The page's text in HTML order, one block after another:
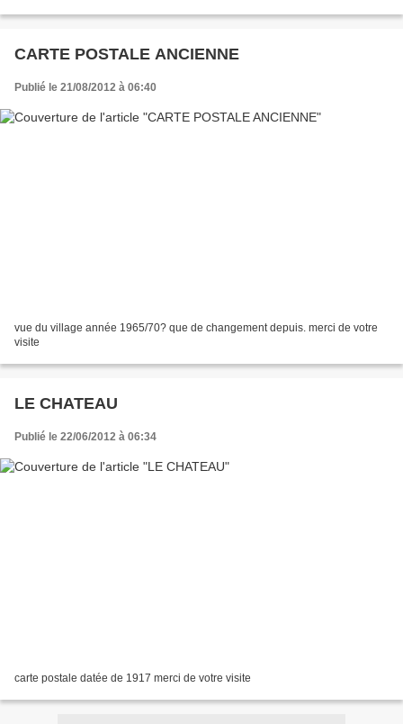
CARTE POSTALE ANCIENNE
Publié le 21/08/2012 à 06:40
vue du village année 1965/70? que de changement depuis. merci de votre
visite
LE CHATEAU
Publié le 22/06/2012 à 06:34
carte postale datée de 1917 merci de votre visite